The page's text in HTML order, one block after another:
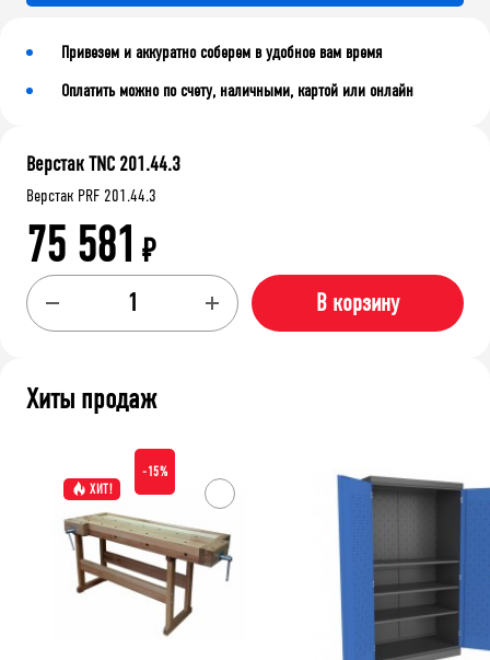
Привезем и аккуратно соберем в удобное вам время
Оплатить можно по счету, наличными, картой или онлайн
Верстак TNC 201.44.3
Верстак PRF 201.44.3
75 581 ₽
В корзину
Хиты продаж
ХИТ!
-15%